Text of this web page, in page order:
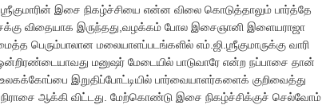
இசை நிகழ்ச்சியை என்ன விலை கொடுத்தாலும் பார்த்தே
விதையாக இருந்தது,வழக்கம் போல இசைஞானி இளையராஜா
மலையாளப்படங்களில் எம்.ஜி.ஶ்ரீகுமாருக்கு வாரி
ஒன்றிரண்டையாவது மனுஷர் மேடையில் பாடுவாரே என்ற நப்பாசை தான்
இறுதிப்போட்டியில் பார்வையாளர்களைக் குறிவைத்து
ஆக்கி விட்டது. மேற்கொண்டு இசை நிகழ்ச்சிக்குச் செல்வோம்